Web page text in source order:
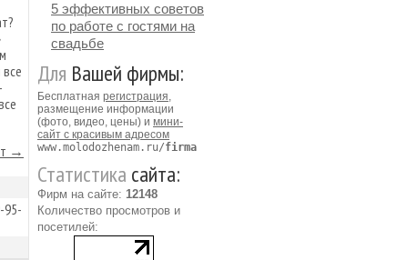
→
95-
5 эффективных советов
по работе с гостями на
свадьбе
Для Вашей фирмы:
Бесплатная регистрация,
размещение информации
(фото, видео, цены) и мини-
сайт с красивым адресом
www.molodozhenam.ru/firma
Статистика сайта:
Фирм на сайте: 12148
Количество просмотров и
посетилей: